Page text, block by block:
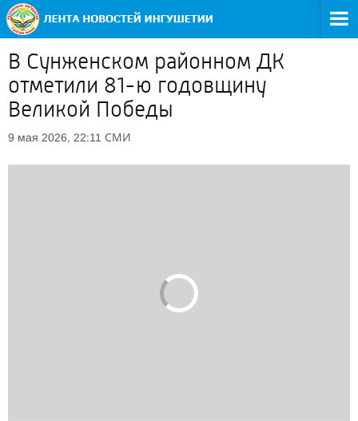
В Сунженском районном ДК
отметили 81-ю годовщину
Великой Победы
9 мая 2026, 22:11 СМИ